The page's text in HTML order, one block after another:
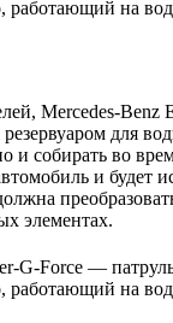
работающий на
Mercedes-Benz
для
и собирать во
и будет
элементах.